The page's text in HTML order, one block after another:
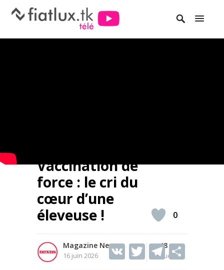
Vaccination de
force : le cri du
cœur d’une
éleveuse !
Magazine Nexus
16 juin 2026
48
Vues
V T T
0